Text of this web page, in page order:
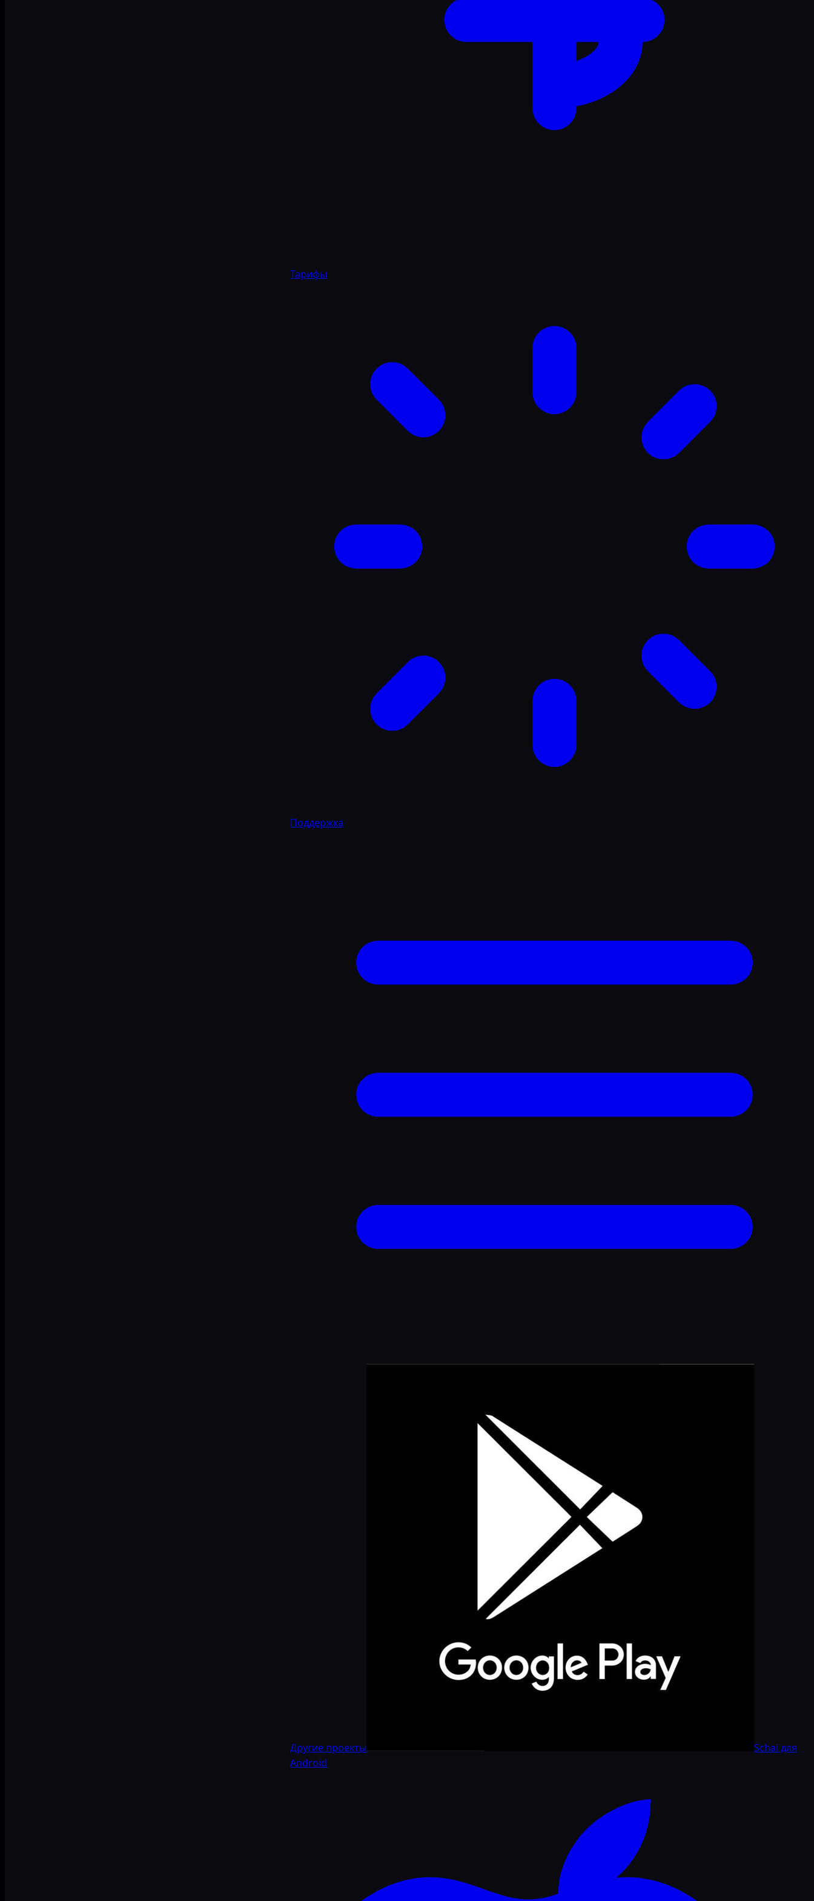
Тарифы
Поддержка
Другие проекты
Schai для
Android